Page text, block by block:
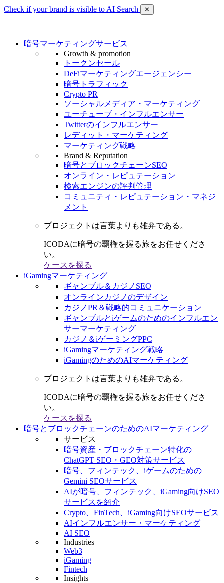
Check if your brand is visible to AI Search ✕
暗号マーケティングサービス
Growth & promotion
トークンセール
DeFiマーケティングエージェンシー
暗号トラフィック
Crypto PR
ソーシャルメディア・マーケティング
ユーチューブ・インフルエンサー
Twitterのインフルエンサー
レディット・マーケティング
マーケティング戦略
Brand & Reputation
暗号とブロックチェーンSEO
オンライン・レピュテーション
検索エンジンの評判管理
コミュニティ・レピュテーション・マネジ
メント
プロジェクトは言葉よりも雄弁である。
ICODAに暗号の覇権を握る旅をお任せくださ
い。
ケースを探る
iGamingマーケティング
ギャンブル＆カジノSEO
オンラインカジノのデザイン
カジノPR＆戦略的コミュニケーション
ギャンブルとiゲームのためのインフルエン
サーマーケティング
カジノ＆iゲーミングPPC
iGamingマーケティング戦略
iGamingのためのAIマーケティング
プロジェクトは言葉よりも雄弁である。
ICODAに暗号の覇権を握る旅をお任せくださ
い。
ケースを探る
暗号とブロックチェーンのためのAIマーケティング
サービス
暗号資産・ブロックチェーン特化の
ChatGPT SEO・GEO対策サービス
暗号、フィンテック、iゲームのための
Gemini SEOサービス
AIが暗号、フィンテック、iGaming向けSEO
サービスを紹介
Crypto、FinTech、iGaming向けSEOサービス
AIインフルエンサー・マーケティング
AI SEO
Industries
Web3
iGaming
Fintech
Insights